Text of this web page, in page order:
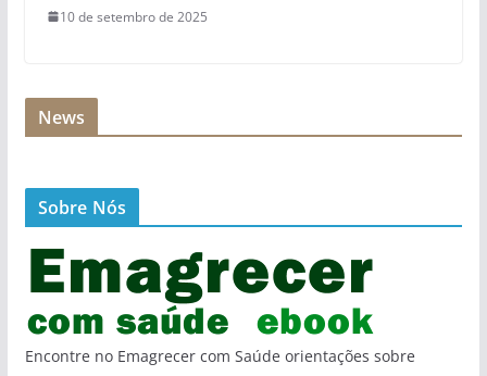
10 de setembro de 2025
News
Sobre Nós
Encontre no Emagrecer com Saúde orientações sobre